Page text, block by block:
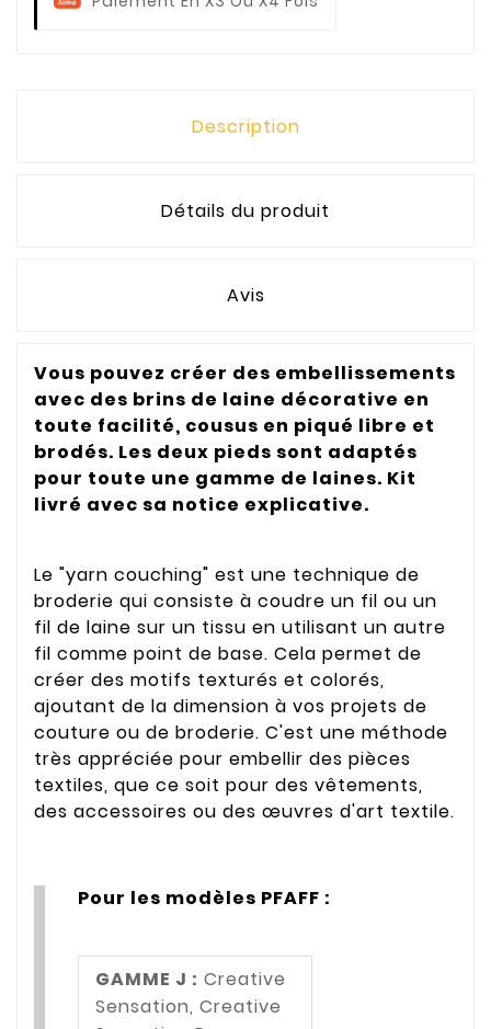
Description
Détails du produit
Avis
Vous pouvez créer des embellissements
avec des brins de laine décorative en
toute facilité, cousus en piqué libre et
brodés. Les deux pieds sont adaptés
pour toute une gamme de laines. Kit
livré avec sa notice explicative.
Le "yarn couching" est une technique de
broderie qui consiste à coudre un fil ou un
fil de laine sur un tissu en utilisant un autre
fil comme point de base. Cela permet de
créer des motifs texturés et colorés,
ajoutant de la dimension à vos projets de
couture ou de broderie. C'est une méthode
très appréciée pour embellir des pièces
textiles, que ce soit pour des vêtements,
des accessoires ou des œuvres d'art textile.
Pour les modèles PFAFF :
GAMME J : Creative
Sensation, Creative